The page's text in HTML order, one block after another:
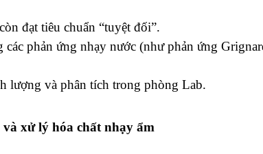
đạt tiêu chuẩn “tuyệt đối”.
các phản ứng nhạy nước (như phản ứng
lượng và phân tích trong phòng Lab.
xử lý hóa chất nhạy ẩm